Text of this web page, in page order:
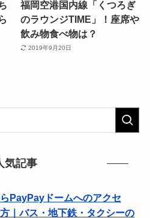
福岡空港国内線「くつろぎ
のラウンジTIME」！座席や
飲み物食べ物は？
2019年9月20日
気記事
PayPayドームへのアクセ
｜バス・地下鉄・タクシーの